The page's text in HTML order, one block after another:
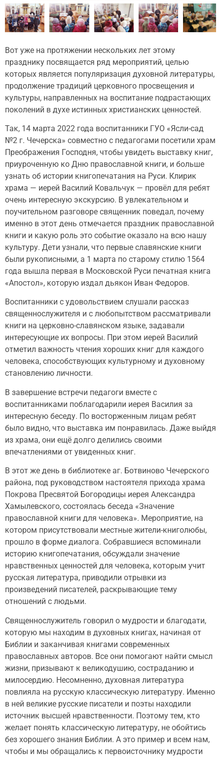
Вот уже на протяжении нескольких лет этому
празднику посвящается ряд мероприятий, целью
которых является популяризация духовной литературы,
продолжение традиций церковного просвещения и
культуры, направленных на воспитание подрастающих
поколений в духе истинных христианских ценностей.
Так, 14 марта 2022 года воспитанники ГУО «Ясли-сад
№2 г. Чечерска» совместно с педагогами посетили храм
Преображения Господня, чтобы увидеть выставку книг,
приуроченную ко Дню православной книги, и больше
узнать об истории книгопечатания на Руси. Клирик
храма — иерей Василий Ковальчук — провёл для ребят
очень интересную экскурсию. В увлекательном и
поучительном разговоре священник поведал, почему
именно в этот день отмечается праздник православной
книги и какую роль это событие оказало на всю нашу
культуру. Дети узнали, что первые славянские книги
были рукописными, а 1 марта по старому стилю 1564
года вышла первая в Московской Руси печатная книга
«Апостол», которую издал дьякон Иван Федоров.
Воспитанники с удовольствием слушали рассказ
священнослужителя и с любопытством рассматривали
книги на церковно-славянском языке, задавали
интересующие их вопросы. При этом иерей Василий
отметил важность чтения хороших книг для каждого
человека, способствующих культурному и духовному
становлению личности.
В завершение встречи педагоги вместе с
воспитанниками поблагодарили иерея Василия за
интересную беседу. По восторженным лицам ребят
было видно, что выставка им понравилась. Даже выйдя
из храма, они ещё долго делились своими
впечатлениями от увиденных книг.
В этот же день в библиотеке аг. Ботвиново Чечерского
района, под руководством настоятеля прихода храма
Покрова Пресвятой Богородицы иерея Александра
Хамылевского, состоялась беседа «Значение
православной книги для человека». Мероприятие, на
котором присутствовали местные жители-книголюбы,
прошло в форме диалога. Собравшиеся вспоминали
историю книгопечатания, обсуждали значение
нравственных ценностей для человека, которым учит
русская литература, приводили отрывки из
произведений писателей, раскрывающие тему
отношений с людьми.
Священнослужитель говорил о мудрости и благодати,
которую мы находим в духовных книгах, начиная от
Библии и заканчивая книгами современных
православных авторов. Все они помогают найти смысл
жизни, призывают к великодушию, состраданию и
милосердию. Несомненно, духовная литература
повлияла на русскую классическую литературу. Именно
в ней великие русские писатели и поэты находили
источник высшей нравственности. Поэтому тем, кто
желает понять классическую литературу, не обойтись
без хорошего знания Библии. А это пример и всем нам,
чтобы и мы обращались к первоисточнику мудрости